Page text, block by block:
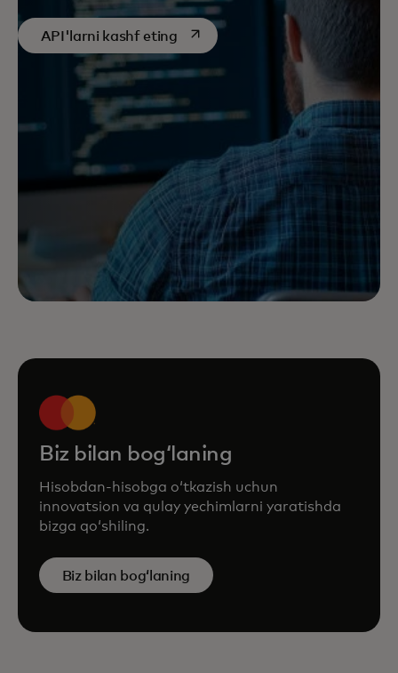
API'larni kashf etingopens in a new tab
Biz bilan bogʻlaning
Hisobdan-hisobga oʻtkazish uchun
innovatsion va qulay yechimlarni yaratishda
bizga qoʻshiling.
Biz bilan bogʻlaning